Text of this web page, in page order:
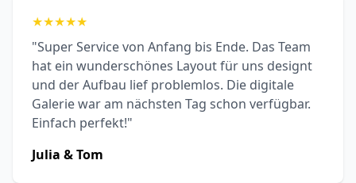
★★★★★
"Super Service von Anfang bis Ende. Das Team
hat ein wunderschönes Layout für uns designt
und der Aufbau lief problemlos. Die digitale
Galerie war am nächsten Tag schon verfügbar.
Einfach perfekt!"
Julia & Tom